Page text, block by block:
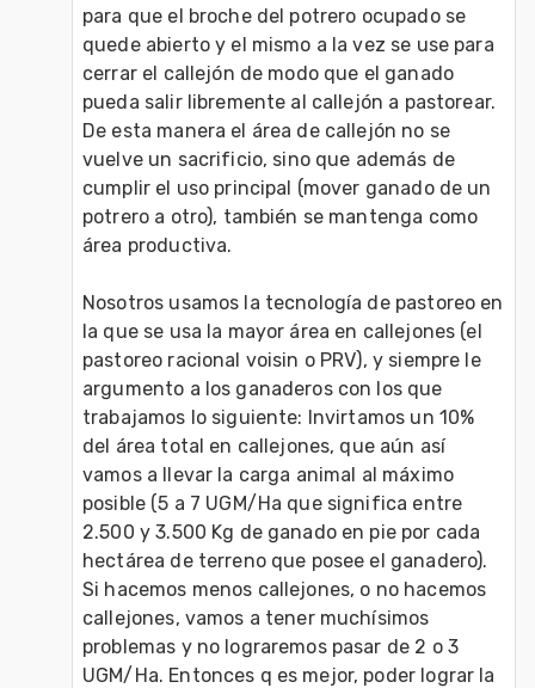
para que el broche del potrero ocupado se
quede abierto y el mismo a la vez se use para
cerrar el callejón de modo que el ganado
pueda salir libremente al callejón a pastorear.
De esta manera el área de callejón no se
vuelve un sacrificio, sino que además de
cumplir el uso principal (mover ganado de un
potrero a otro), también se mantenga como
área productiva.
Nosotros usamos la tecnología de pastoreo en
la que se usa la mayor área en callejones (el
pastoreo racional voisin o PRV), y siempre le
argumento a los ganaderos con los que
trabajamos lo siguiente: Invirtamos un 10%
del área total en callejones, que aún así
vamos a llevar la carga animal al máximo
posible (5 a 7 UGM/Ha que significa entre
2.500 y 3.500 Kg de ganado en pie por cada
hectárea de terreno que posee el ganadero).
Si hacemos menos callejones, o no hacemos
callejones, vamos a tener muchísimos
problemas y no lograremos pasar de 2 o 3
UGM/Ha. Entonces q es mejor, poder lograr la